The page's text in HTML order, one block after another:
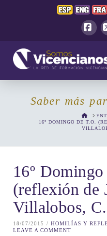
Saber más
HOME
16º DOMINGO DE T.O.
16º
(reflexión de
Villalobos,
18/07/2015
HOMILÍAS Y
LEAVE A COMMENT